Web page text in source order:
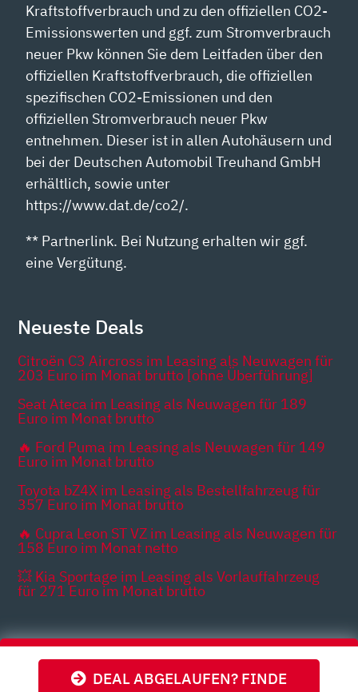
DEAL ABGELAUFEN? FINDE
Kraftstoffverbrauch und zu den offiziellen CO2-
Emissionswerten und ggf. zum Stromverbrauch
neuer Pkw können Sie dem Leitfaden über den
offiziellen Kraftstoffverbrauch, die offiziellen
spezifischen CO2-Emissionen und den
offiziellen Stromverbrauch neuer Pkw
entnehmen. Dieser ist in allen Autohäusern und
bei der Deutschen Automobil Treuhand GmbH
erhältlich, sowie unter
https://www.dat.de/co2/.
** Partnerlink. Bei Nutzung erhalten wir ggf.
eine Vergütung.
Neueste Deals
Citroën C3 Aircross im Leasing als Neuwagen für
203 Euro im Monat brutto [ohne Überführung]
Seat Ateca im Leasing als Neuwagen für 189
Euro im Monat brutto
🔥 Ford Puma im Leasing als Neuwagen für 149
Euro im Monat brutto
Toyota bZ4X im Leasing als Bestellfahrzeug für
357 Euro im Monat brutto
🔥 Cupra Leon ST VZ im Leasing als Neuwagen für
158 Euro im Monat netto
💥 Kia Sportage im Leasing als Vorlauffahrzeug
für 271 Euro im Monat brutto